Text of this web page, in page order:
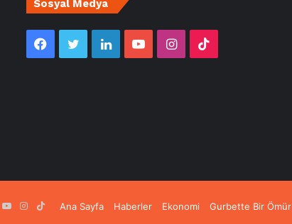
Sosyal Medya
Facebook
TwitterLinkedInYouTubeInstagram
Ana Sayfa Haberler Ekonomi Gurbette Bir Ömür
YouTubeInstagram
TikTok